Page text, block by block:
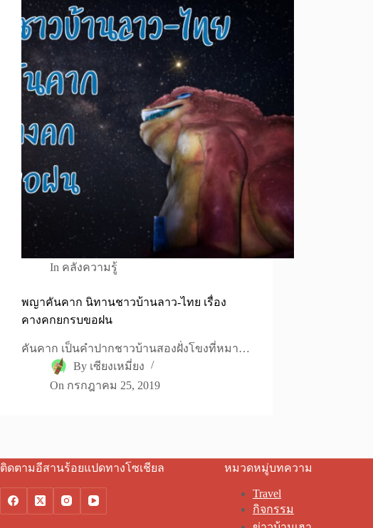
In คลังความรู้
พญาคันคาก นิทานชาวบ้านลาว-ไทย เรื่อง
คางคกยกรบขอฝน
คันคาก เป็นคำปากชาวบ้านสองฝั่งโขงที่หมา…
By เซียงเหมี่ยง
On กรกฎาคม 25, 2019
ติดตามอีสานร้อยแปดทางโซเชียล หมวดหมู่บทความ
Travel
กิจกรรม